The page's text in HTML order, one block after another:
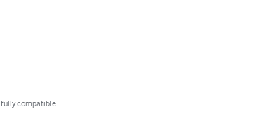
fully compatible